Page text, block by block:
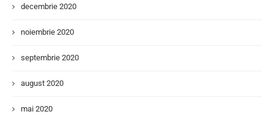
decembrie 2020
noiembrie 2020
septembrie 2020
august 2020
mai 2020